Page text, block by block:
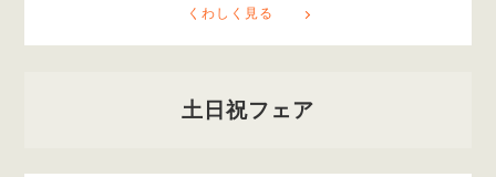
くわしく見る
土日祝フェア